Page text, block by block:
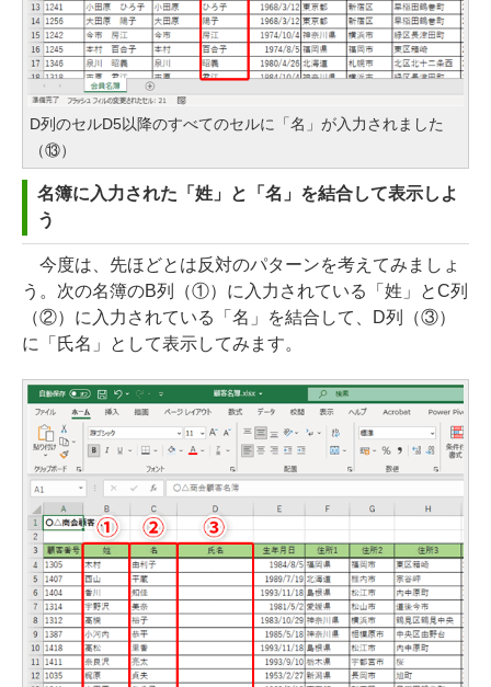
D列のセルD5以降のすべてのセルに「名」が入力されました
（⑬）
名簿に入力された「姓」と「名」を結合して表示しよ
う
今度は、先ほどとは反対のパターンを考えてみましょ
う。次の名簿のB列（①）に入力されている「姓」とC列
（②）に入力されている「名」を結合して、D列（③）
に「氏名」として表示してみます。